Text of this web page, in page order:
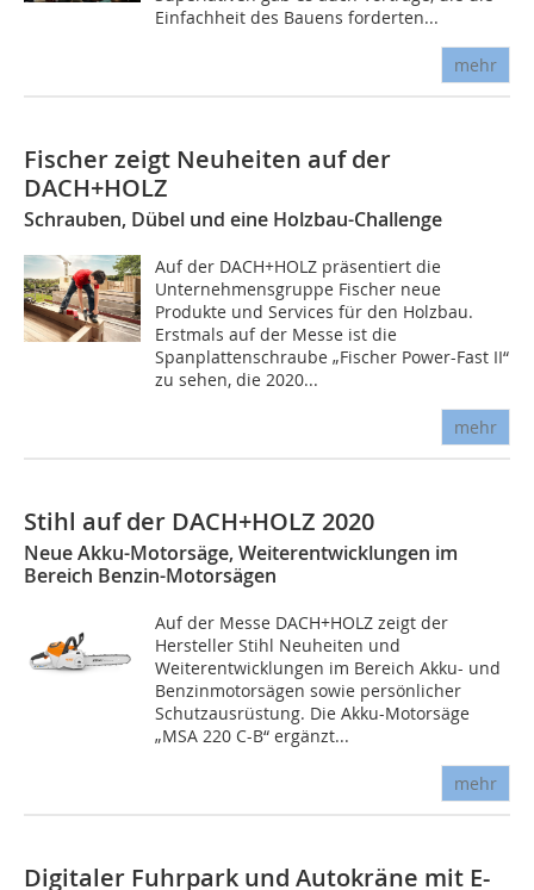
Einfachheit des Bauens forderten...
mehr
Fischer zeigt Neuheiten auf der
DACH+HOLZ
Schrauben, Dübel und eine Holzbau-Challenge
Auf der DACH+HOLZ präsentiert die
Unternehmensgruppe Fischer neue
Produkte und Services für den Holzbau.
Erstmals auf der Messe ist die
Spanplattenschraube „Fischer Power-Fast II“
zu sehen, die 2020...
mehr
Stihl auf der DACH+HOLZ 2020
Neue Akku-Motorsäge, Weiterentwicklungen im
Bereich Benzin-Motorsägen
Auf der Messe DACH+HOLZ zeigt der
Hersteller Stihl Neuheiten und
Weiterentwicklungen im Bereich Akku- und
Benzinmotorsägen sowie persönlicher
Schutzausrüstung. Die Akku-Motorsäge
„MSA 220 C-B“ ergänzt...
mehr
Digitaler Fuhrpark und Autokräne mit E-